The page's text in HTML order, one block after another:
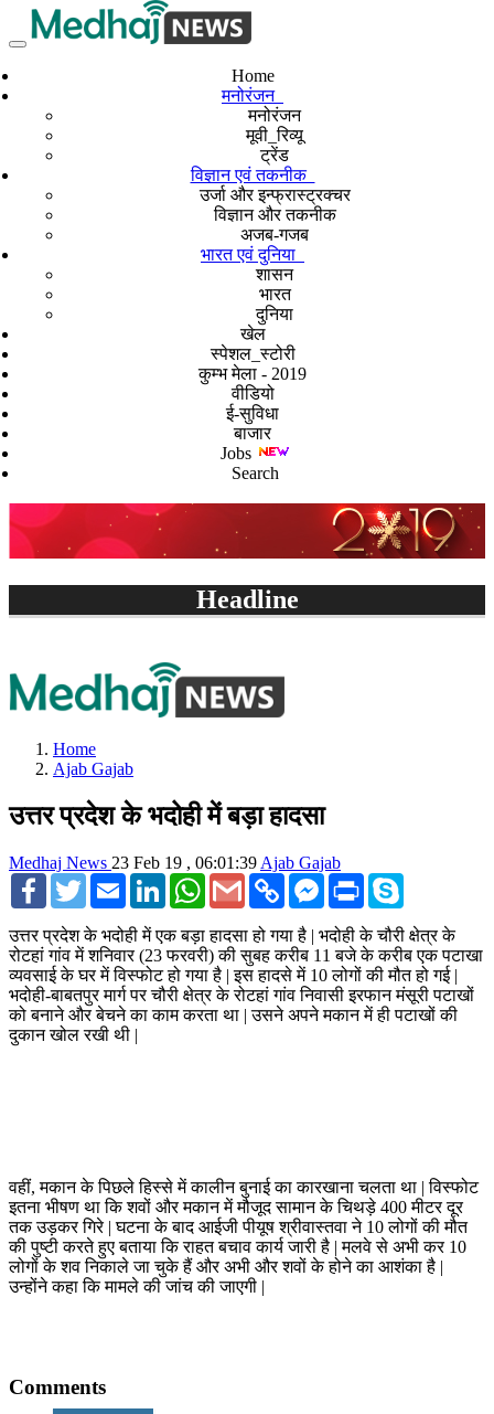
Home
मनोरंजन
मनोरंजन
मूवी_रिव्यू
ट्रेंड
विज्ञान एवं तकनीक
उर्जा और इन्फ्रास्ट्रक्चर
विज्ञान और तकनीक
अजब-गजब
भारत एवं दुनिया
शासन
भारत
दुनिया
खेल
स्पेशल_स्टोरी
कुम्भ मेला - 2019
वीडियो
ई-सुविधा
बाजार
Jobs
Search
Headline
Home
Ajab Gajab
उत्तर प्रदेश के भदोही में बड़ा हादसा
Medhaj News 23 Feb 19 , 06:01:39 Ajab Gajab
Facebook
TwitterEmail LinkedInWhatsApp
Gmail Copy
Link
Facebook
Messenger
Print
उत्तर प्रदेश के भदोही में एक बड़ा हादसा हो गया है | भदोही के चौरी क्षेत्र के
रोटहां गांव में शनिवार (23 फरवरी) की सुबह करीब 11 बजे के करीब एक पटाखा
व्यवसाई के घर में विस्फोट हो गया है | इस हादसे में 10 लोगों की मौत हो गई |
भदोही-बाबतपुर मार्ग पर चौरी क्षेत्र के रोटहां गांव निवासी इरफान मंसूरी पटाखों
को बनाने और बेचने का काम करता था | उसने अपने मकान में ही पटाखों की
दुकान खोल रखी थी |
वहीं, मकान के पिछले हिस्से में कालीन बुनाई का कारखाना चलता था | विस्फोट
इतना भीषण था कि शवों और मकान में मौजूद सामान के चिथड़े 400 मीटर दूर
तक उड़कर गिरे | घटना के बाद आईजी पीयूष श्रीवास्तवा ने 10 लोगों की मौत
की पुष्टी करते हुए बताया कि राहत बचाव कार्य जारी है | मलवे से अभी कर 10
लोगों के शव निकाले जा चुके हैं और अभी और शवों के होने का आशंका है |
उन्होंने कहा कि मामले की जांच की जाएगी |
Comments